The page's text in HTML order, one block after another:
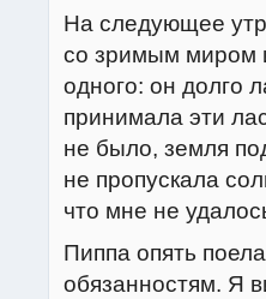
На следующее
со зримым миром
одного: он долго
принимала эти
не было, земля
не пропускала
что мне не
Пиппа опять
обязанностям. Я